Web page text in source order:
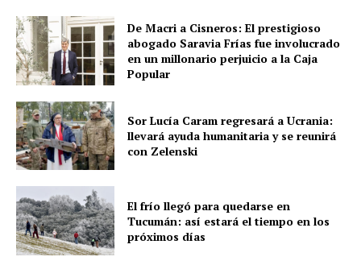
De Macri a Cisneros: El prestigioso
abogado Saravia Frías fue involucrado
en un millonario perjuicio a la Caja
Popular
Sor Lucía Caram regresará a Ucrania:
llevará ayuda humanitaria y se reunirá
con Zelenski
El frío llegó para quedarse en
Tucumán: así estará el tiempo en los
próximos días